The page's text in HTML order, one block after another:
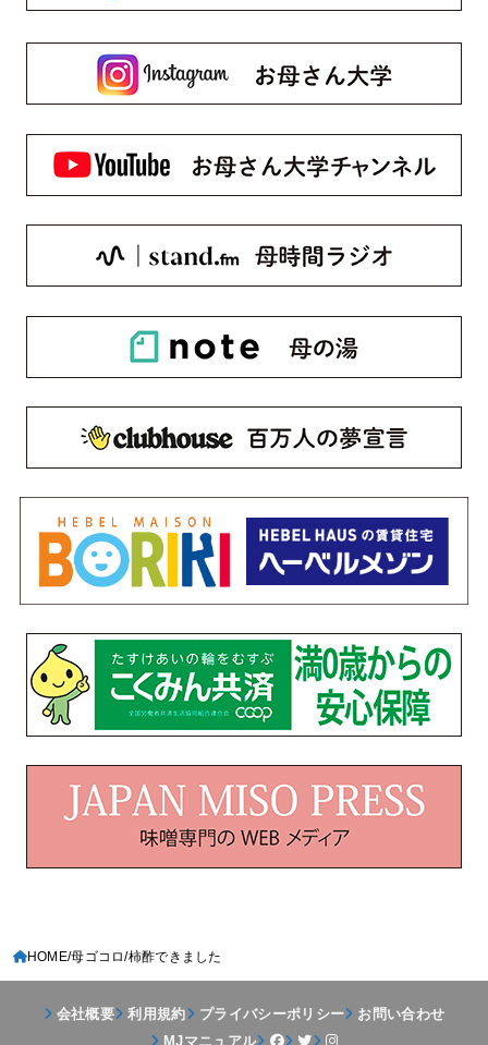
HOME 母ゴコロ 柿酢できました
会社概要 利用規約 プライバシーポリシー
お問い合わせ
MJマニュアル